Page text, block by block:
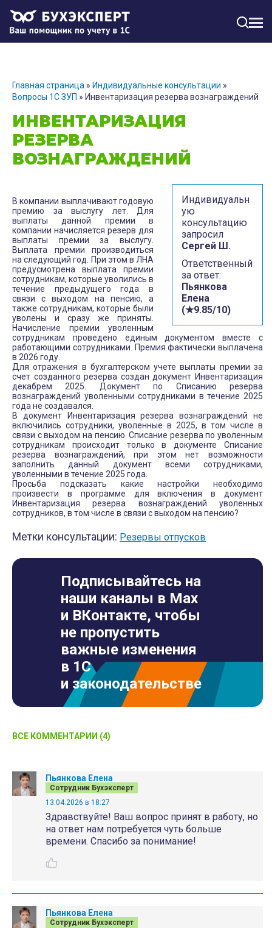
Главная страница » Индивидуальные консультации »
Вопросы 1С ЗУП » Инвентаризация резерва вознаграждений
ИНВЕНТАРИЗАЦИЯ
РЕЗЕРВА
ВОЗНАГРАЖДЕНИЙ
Индивидуальн
ую
консультацию
запросил
Сергей Ш.
Ответственный
за ответ:
Пьянкова
Елена
(★9.85/10)
В компании выплачивают годовую
премию за выслугу лет. Для
выплаты данной премии в
компании начисляется резерв для
выплаты премии за выслугу.
Выплата премии производиться
на следующий год. При этом в ЛНА
предусмотрена выплата премии
сотрудникам, которые уволились в
течение предыдущего года в
связи с выходом на пенсию, а
также сотрудникам, которые были
уволены и сразу же приняты.
Начисление премии уволенным
сотрудникам проведено единым документом вместе с
работающими сотрудниками. Премия фактически выплачена
в 2026 году.
Для отражения в бухгалтерском учете выплаты премии за
счет созданного резерва создан документ Инвентаризация
декабрем 2025. Документ по Списанию резерва
вознаграждений уволенными сотрудниками в течение 2025
года не создавался.
В документ Инвентаризация резерва вознаграждений не
включились сотрудники, уволенные в 2025, в том числе в
связи с выходом на пенсию. Списание резерва по уволенным
сотрудникам происходит только в документе Списание
резерва вознаграждений, при этом нет возможности
заполнить данный документ всеми сотрудниками,
уволенными в течение 2025 года.
Просьба подсказать какие настройки необходимо
произвести в программе для включения в документ
Инвентаризация резерва вознаграждений уволенных
сотрудников, в том числе в связи с выходом на пенсию?
Метки консультации: Резервы отпусков
Подписывайтесь на
наши каналы в Max
и ВКонтакте, чтобы
не пропустить
важные изменения
в 1С
и законодательстве
ВСЕ КОММЕНТАРИИ (4)
Пьянкова Елена
Сотрудник Бухэксперт
13.04.2026 в 18:27
Здравствуйте! Ваш вопрос принят в работу, но
на ответ нам потребуется чуть больше
времени. Спасибо за понимание!
Пьянкова Елена
Сотрудник Бухэксперт